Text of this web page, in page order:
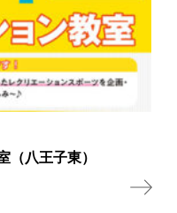
（八王子東）